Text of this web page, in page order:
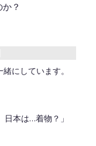
？
にしています。
本は…着物？」